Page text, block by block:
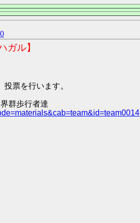
ガル】
票を行います。
群歩行者達